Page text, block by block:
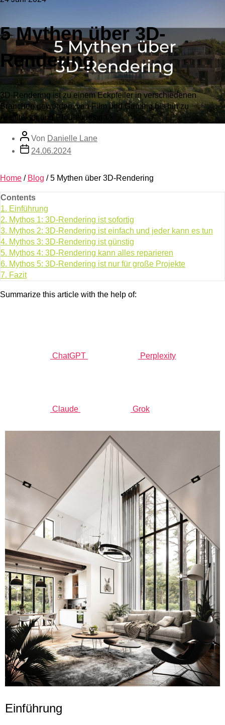
5 Mythen über 3D-
Rendering
3D-Rendering ist zu einem Eckpfeiler in verschiedenen
Branchen geworden, von Film und Gaming bis hin zu
Architektur und Produktdesign.
Von Danielle Lane
24.06.2024
Home / Blog /5 Mythen über 3D-Rendering
Contents
1. Einführung
2. Mythos 1: 3D-Rendering ist sofortig
3. Mythos 2: 3D-Rendering ist einfach und jeder kann es tun
4. Mythos 3: 3D-Rendering ist günstig
5. Mythos 4: 3D-Rendering kann alles reparieren
6. Mythos 5: 3D-Rendering ist nur für große Projekte
7. Fazit
Summarize this article with the help of:
ChatGPT Perplexity
Claude Grok
Einführung